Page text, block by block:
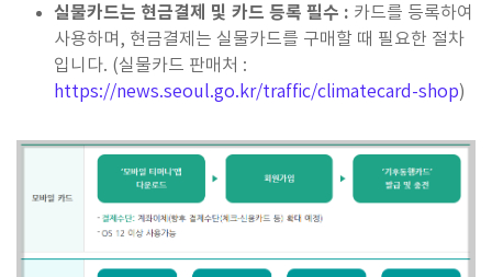
실물카드는 현금결제 및 카드 등록 필수 : 카드를 등록하여
사용하며, 현금결제는 실물카드를 구매할 때 필요한 절차
입니다. (실물카드 판매처 :
https://news.seoul.go.kr/traffic/climatecard-shop)